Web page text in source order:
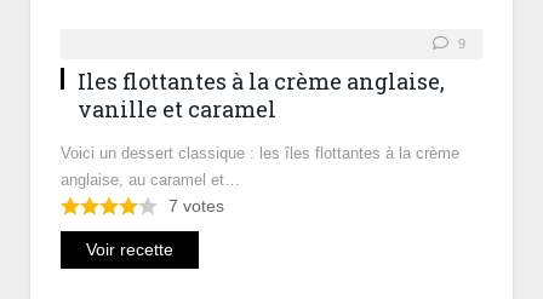
9
Iles flottantes à la crème anglaise,
vanille et caramel
Voici un dessert classique : les îles flottantes à la crème
anglaise, au caramel et…
7 votes
Voir recette